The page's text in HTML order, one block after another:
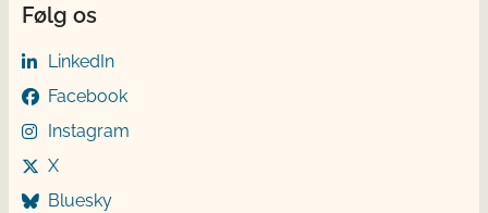
Følg os
LinkedIn
Facebook
Instagram
X
Bluesky